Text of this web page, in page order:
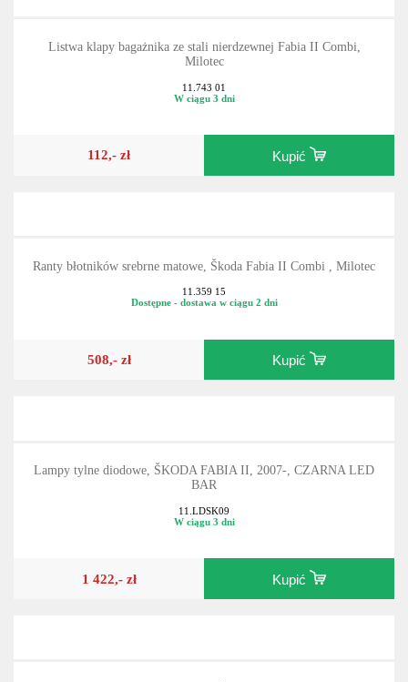
Listwa klapy bagażnika ze stali nierdzewnej Fabia II Combi,
Milotec
11.743 01
W ciągu 3 dni
112,- zł Kupić
Ranty błotników srebrne matowe, Škoda Fabia II Combi , Milotec
11.359 15
Dostępne - dostawa w ciągu 2 dni
508,- zł Kupić
Lampy tylne diodowe, ŠKODA FABIA II, 2007-, CZARNA LED
BAR
11.LDSK09
W ciągu 3 dni
1 422,- zł Kupić